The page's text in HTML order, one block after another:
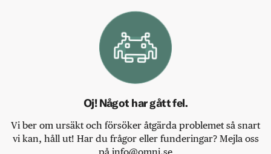
Oj! Något har gått fel.
Vi ber om ursäkt och försöker åtgärda problemet så snart
vi kan, håll ut! Har du frågor eller funderingar? Mejla oss